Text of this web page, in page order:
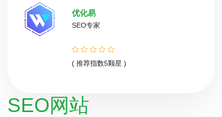
优化易
SEO专家
( 推荐指数5颗星 )
SEO网站